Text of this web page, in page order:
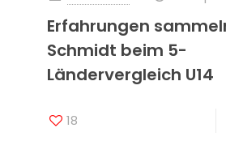
Erfahrungen
Schmidt beim 5-
Ländervergleich U14
18